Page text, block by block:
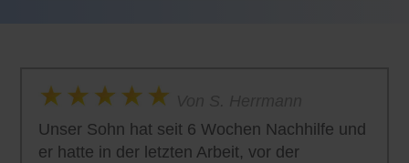
Unser Sohn hat seit 6 Wochen Nachhilfe und
er hatte in der letzten Arbeit, vor der